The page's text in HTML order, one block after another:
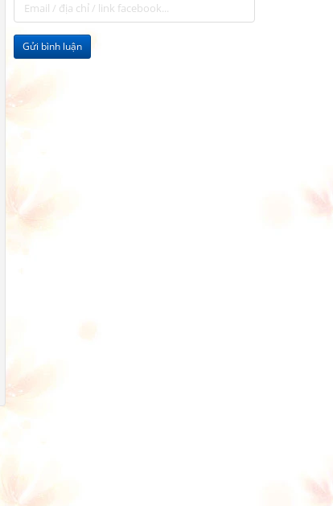
Gửi bình luận